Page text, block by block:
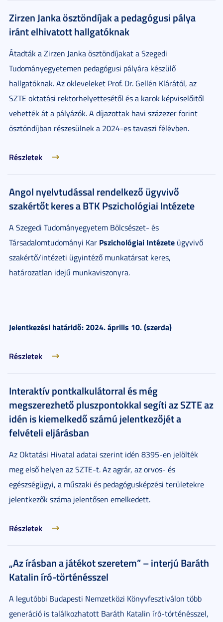
Zirzen Janka ösztöndíjak a pedagógusi pálya
iránt elhivatott hallgatóknak
Átadták a Zirzen Janka ösztöndíjakat a Szegedi
Tudományegyetemen pedagógusi pályára készülő
hallgatóknak. Az okleveleket Prof. Dr. Gellén Klárától, az
SZTE oktatási rektorhelyettesétől és a karok képviselőitől
vehették át a pályázók. A díjazottak havi százezer forint
ösztöndíjban részesülnek a 2024-es tavaszi félévben.
Részletek
Angol nyelvtudással rendelkező ügyvivő
szakértőt keres a BTK Pszichológiai Intézete
A Szegedi Tudományegyetem Bölcsészet- és
Társadalomtudományi Kar Pszichológiai Intézete ügyvivő
szakértő/intézeti ügyintéző munkatársat keres,
határozatlan idejű munkaviszonyra.
Jelentkezési határidő: 2024. április 10. (szerda)
Részletek
Interaktív pontkalkulátorral és még
megszerezhető pluszpontokkal segíti az SZTE az
idén is kiemelkedő számú jelentkezőjét a
felvételi eljárásban
Az Oktatási Hivatal adatai szerint idén 8395-en jelölték
meg első helyen az SZTE-t. Az agrár, az orvos- és
egészségügyi, a műszaki és pedagógusképzési területekre
jelentkezők száma jelentősen emelkedett.
Részletek
„Az írásban a játékot szeretem” – interjú Baráth
Katalin író-történésszel
A legutóbbi Budapesti Nemzetközi Könyvfesztiválon több
generáció is találkozhatott Baráth Katalin író-történésszel,